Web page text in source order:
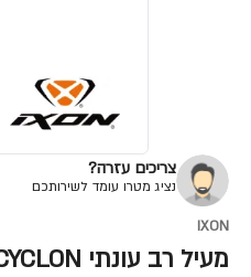
צריכים עזרה?
נציג מטרו עומד לשירותכם
IXON
מעיל רב עונתי CYCLON מבית IXON